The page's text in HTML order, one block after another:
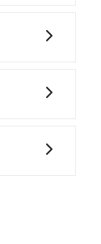
加入會員
定時要不